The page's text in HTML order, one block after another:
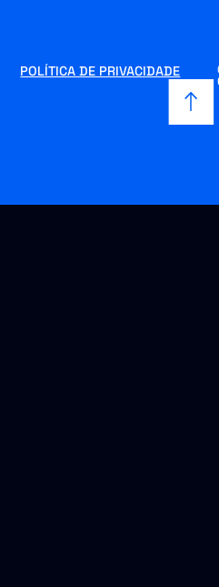
POLÍTICA DE PRIVACIDADE